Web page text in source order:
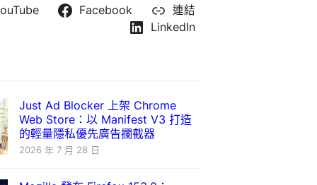
Facebook
連結
LinkedIn
Just Ad Blocker 上架 Chrome
Web Store：以 Manifest V3 打造
的輕量隱私優先廣告攔截器
2026 年 7 月 28 日